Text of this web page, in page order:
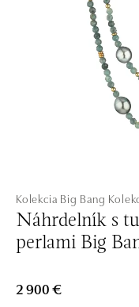
Kolekcia Big Bang
Náhrdelník s
perlami Big
2 900 €